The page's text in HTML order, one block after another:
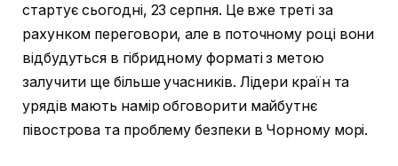
стартує сьогодні, 23 серпня. Це вже треті за
рахунком переговори, але в поточному році вони
відбудуться в гібридному форматі з метою
залучити ще більше учасників. Лідери країн та
урядів мають намір обговорити майбутнє
півострова та проблему безпеки в Чорному морі.